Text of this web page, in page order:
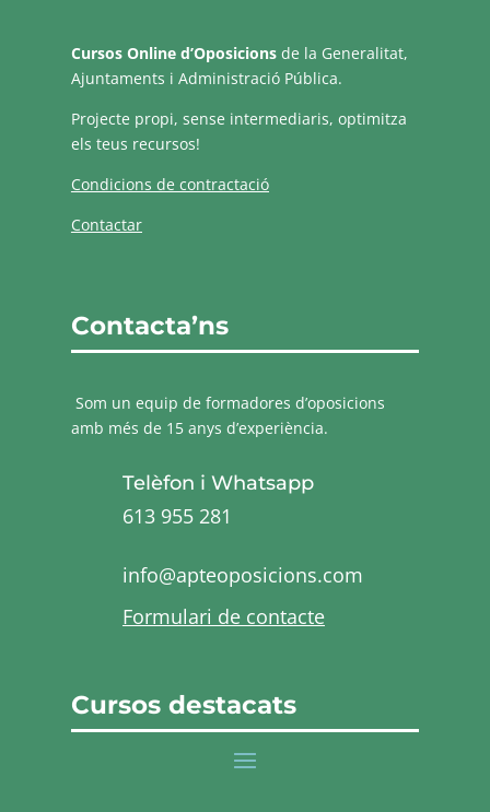
Cursos Online d’Oposicionsde la Generalitat,
Ajuntaments i Administració Pública.
Projecte propi, sense intermediaris, optimitza
els teus recursos!
Condicions de contractació
Contactar
Contacta’ns
Som un equip de formadores d’oposicions
amb més de 15 anys d’experiència.
Telèfon i Whatsapp
613 955 281
info@apteoposicions.com
Formulari de contacte
Cursos destacats